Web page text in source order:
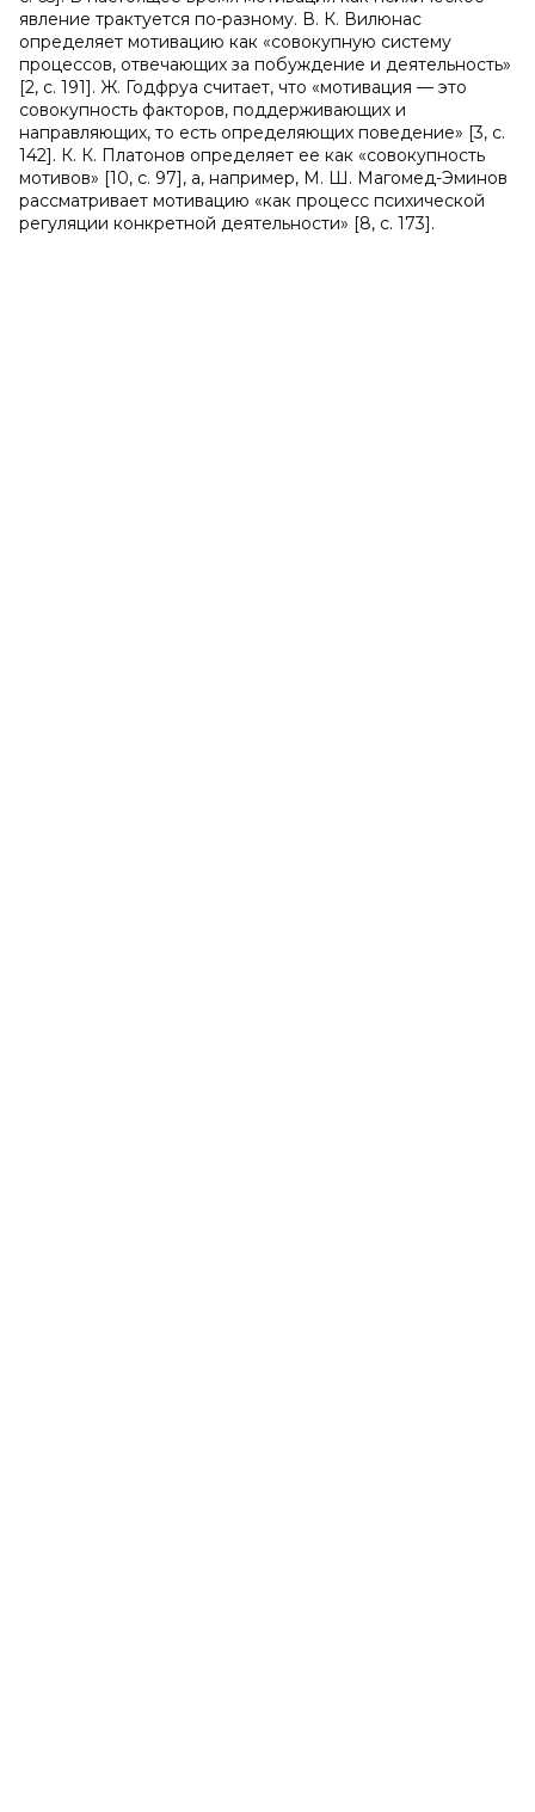
явление трактуется по-разному. В. К. Вилюнас
определяет мотивацию как «совокупную систему
процессов, отвечающих за побуждение и деятельность»
[2, с. 191]. Ж. Годфруа считает, что «мотивация — это
совокупность факторов, поддерживающих и
направляющих, то есть определяющих поведение» [3, с.
142]. К. К. Платонов определяет ее как «совокупность
мотивов» [10, с. 97], а, например, М. Ш. Магомед-Эминов
рассматривает мотивацию «как процесс психической
регуляции конкретной деятельности» [8, с. 173].